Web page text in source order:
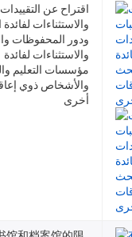
اقتراح عن التقييدات
والاستثناءات
ودور المحفوظات
والاستثناءات لفائدة
مؤسسات التعليم
والأشخاص ذوي
أخرى